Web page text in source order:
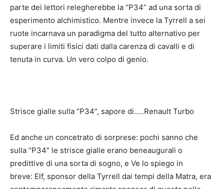
parte dei lettori relegherebbe la “P34” ad una sorta di
esperimento alchimistico. Mentre invece la Tyrrell a sei
ruote incarnava un paradigma del tutto alternativo per
superare i limiti fisici dati dalla carenza di cavalli e di
tenuta in curva. Un vero colpo di genio.
Strisce gialle sulla “P34”, sapore di…..Renault Turbo
Ed anche un concetrato di sorprese: pochi sanno che
sulla “P34” le strisce gialle erano beneaugurali o
predittive di una sorta di sogno, e Ve lo spiego in
breve: Elf, sponsor della Tyrrell dai tempi della Matra, era